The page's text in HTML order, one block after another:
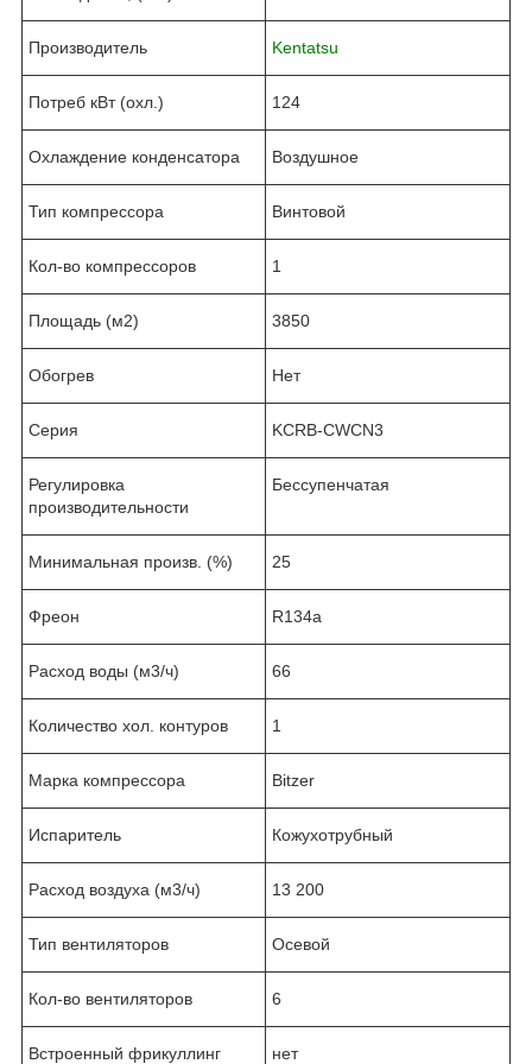
Производитель Kentatsu
Потреб кВт (охл.) 124
Охлаждение конденсатора Воздушное
Тип компрессора Винтовой
Кол-во компрессоров 1
Площадь (м2) 3850
Обогрев Нет
Серия KCRB-CWCN3
Регулировка
производительности
Бессупенчатая
Минимальная произв. (%) 25
Фреон R134a
Расход воды (м3/ч) 66
Количество хол. контуров 1
Марка компрессора Bitzer
Испаритель Кожухотрубный
Расход воздуха (м3/ч) 13 200
Тип вентиляторов Осевой
Кол-во вентиляторов 6
Встроенный фрикуллинг нет